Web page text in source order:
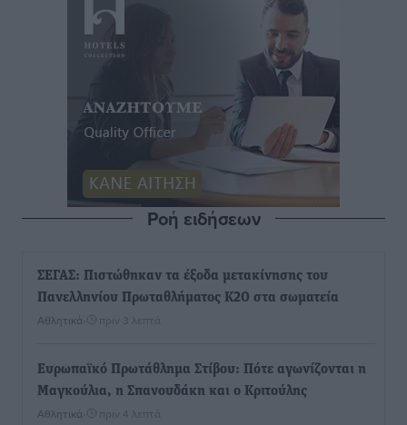
Ροή ειδήσεων
ΣΕΓΑΣ: Πιστώθηκαν τα έξοδα μετακίνησης του
Πανελληνίου Πρωταθλήματος Κ20 στα σωματεία
Αθλητικά πριν 3 λεπτά
Ευρωπαϊκό Πρωτάθλημα Στίβου: Πότε αγωνίζονται η
Μαγκούλια, η Σπανουδάκη και ο Κριτούλης
Αθλητικά πριν 4 λεπτά